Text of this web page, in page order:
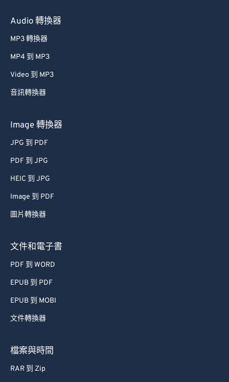
Audio 轉換器
MP3 轉換器
MP4 到 MP3
Video 到 MP3
音訊轉換器
Image 轉換器
JPG 到 PDF
PDF 到 JPG
HEIC 到 JPG
Image 到 PDF
圖片轉換器
文件和電子書
PDF 到 WORD
EPUB 到 PDF
EPUB 到 MOBI
文件轉換器
檔案與時間
RAR 到 Zip